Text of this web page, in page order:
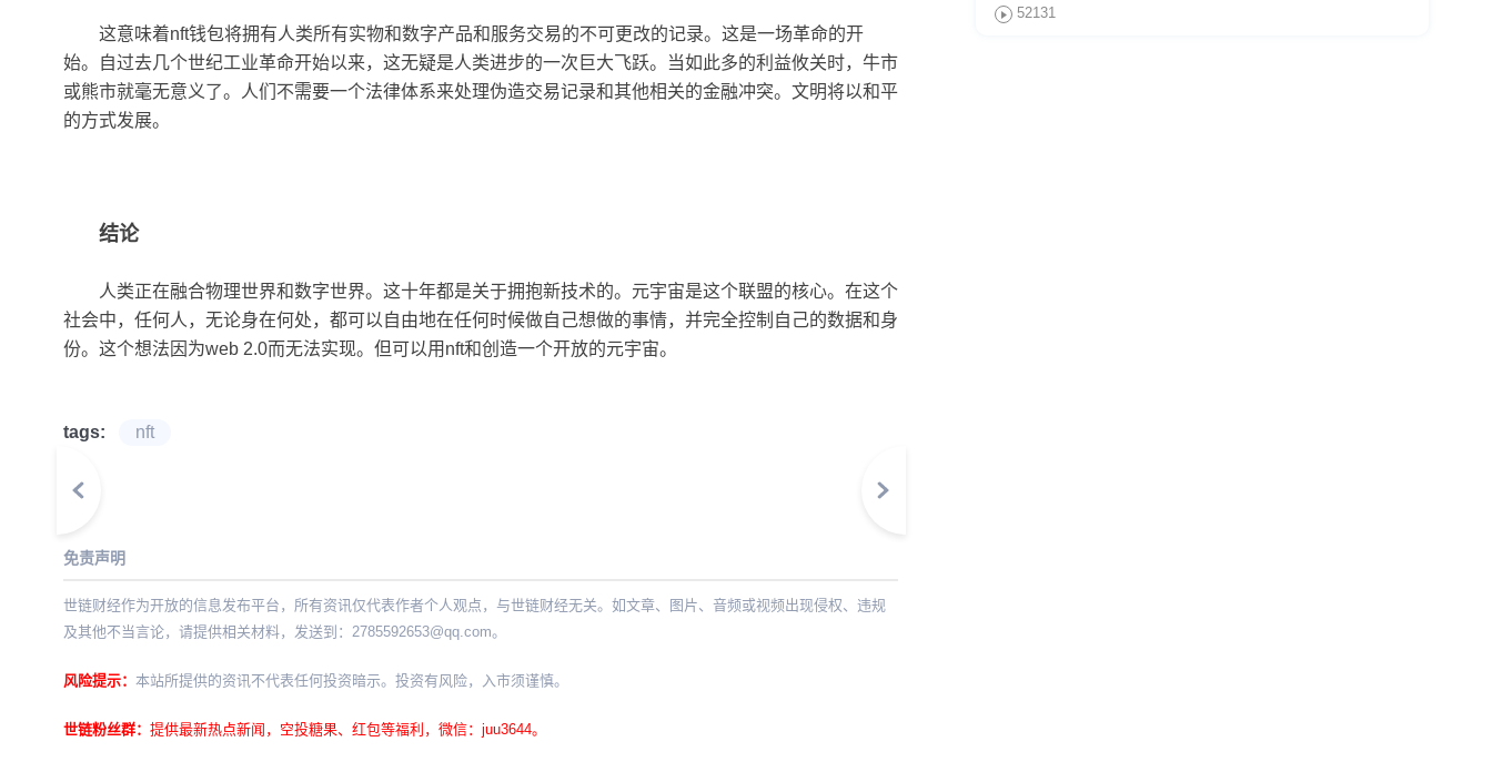
这意味着nft钱包将拥有人类所有实物和数字产品和服务交易的不可更改的记录。这是一场革命的开
始。自过去几个世纪工业革命开始以来，这无疑是人类进步的一次巨大飞跃。当如此多的利益攸关时，牛市
或熊市就毫无意义了。人们不需要一个法律体系来处理伪造交易记录和其他相关的金融冲突。文明将以和平
的方式发展。
结论
人类正在融合物理世界和数字世界。这十年都是关于拥抱新技术的。元宇宙是这个联盟的核心。在这个
社会中，任何人，无论身在何处，都可以自由地在任何时候做自己想做的事情，并完全控制自己的数据和身
份。这个想法因为web 2.0而无法实现。但可以用nft和创造一个开放的元宇宙。
tags: nft
免责声明
世链财经作为开放的信息发布平台，所有资讯仅代表作者个人观点，与世链财经无关。如文章、图片、音频或视频出现侵权、违规
及其他不当言论，请提供相关材料，发送到： 2785592653@qq.com。
风险提示： 本站所提供的资讯不代表任何投资暗示。投资有风险，入市须谨慎。
世链粉丝群： 提供最新热点新闻，空投糖果、红包等福利，微信：juu3644。
52131